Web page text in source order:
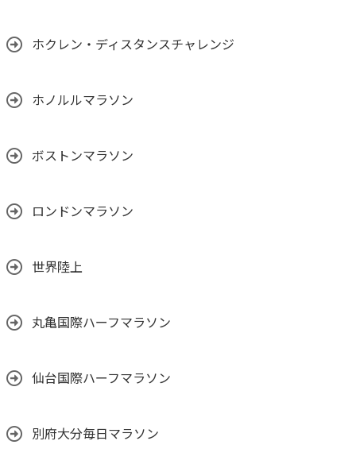
ホクレン・ディスタンスチャレンジ
ホノルルマラソン
ボストンマラソン
ロンドンマラソン
世界陸上
丸亀国際ハーフマラソン
仙台国際ハーフマラソン
別府大分毎日マラソン